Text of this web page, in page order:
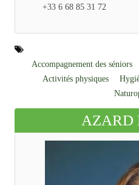
+33 6 68 85 31 72
Accompagnement des séniors
Activités physiques
AZARD